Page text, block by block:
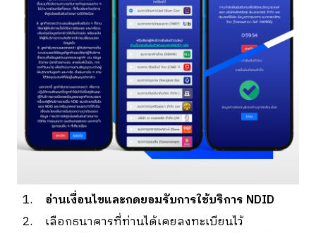
อ่านเงื่อนไขและกดยอมรับการใช้บริการ NDID
เลือกธนาคารที่ท่านได้เคยลงทะเบียนไว้